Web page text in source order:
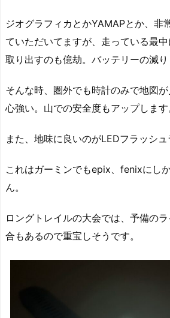
ジオグラフィカとかYAMAPとか、非
ていただいてますが、走っている最
取り出すのも億劫。バッテリーの減り
そんな時、圏外でも時計のみで地図
心強い。山での安全度もアップします
また、地味に良いのがLEDフラッシュ
これはガーミンでもepix、fenixにし
ん。
ロングトレイルの大会では、予備の
合もあるので重宝しそうです。